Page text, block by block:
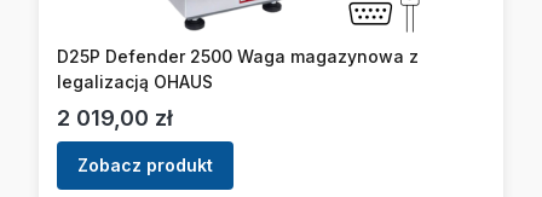
D25P Defender 2500 Waga magazynowa z
legalizacją OHAUS
Cena
2 019,00 zł
Zobacz produkt